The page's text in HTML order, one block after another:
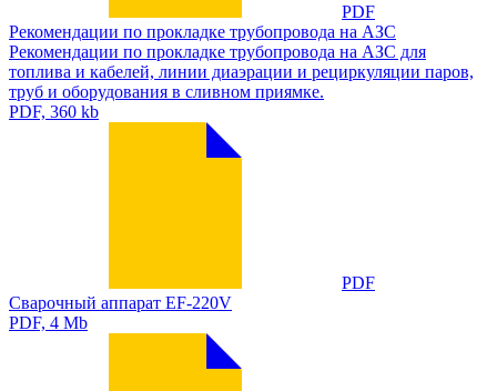
PDF
Рекомендации по прокладке трубопровода на АЗС
Рекомендации по прокладке трубопровода на АЗС для
топлива и кабелей, линии диаэрации и рециркуляции паров,
труб и оборудования в сливном приямке.
PDF, 360 kb
PDF
Сварочный аппарат EF-220V
PDF, 4 Mb